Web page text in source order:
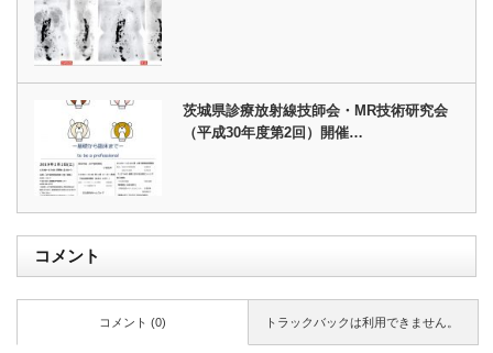
茨城県診療放射線技師会・MR技術研究会
（平成30年度第2回）開催…
コメント
トラックバックは利用できません。
コメント (0)